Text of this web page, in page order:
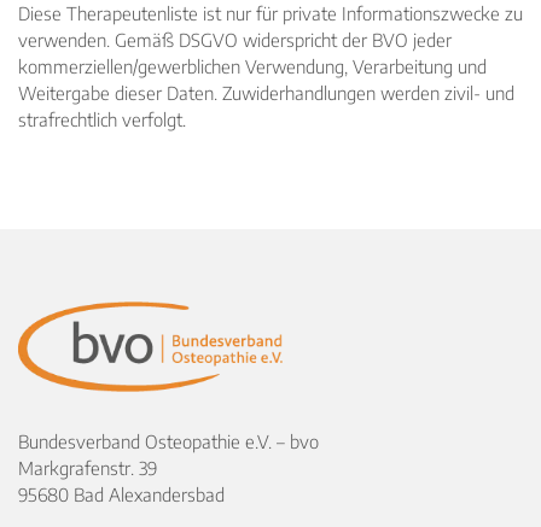
Diese Therapeutenliste ist nur für private Informationszwecke zu
verwenden. Gemäß DSGVO widerspricht der BVO jeder
kommerziellen/gewerblichen Verwendung, Verarbeitung und
Weitergabe dieser Daten. Zuwiderhandlungen werden zivil- und
strafrechtlich verfolgt.
Bundesverband Osteopathie e.V. – bvo
Markgrafenstr. 39
95680 Bad Alexandersbad